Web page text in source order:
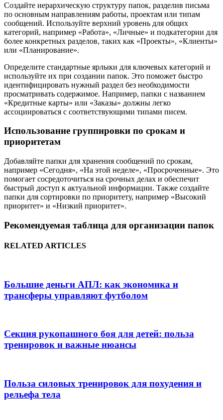
Создайте иерархическую структуру папок, разделив письма
по основным направлениям работы, проектам или типам
сообщений. Используйте верхний уровень для общих
категорий, например «Работа», «Личные» и подкатегории для
более конкретных разделов, таких как «Проекты», «Клиенты»
или «Планирование».
Определите стандартные ярлыки для ключевых категорий и
используйте их при создании папок. Это поможет быстро
идентифицировать нужный раздел без необходимости
просматривать содержимое. Например, папки с названием
«Кредитные карты» или «Заказы» должны легко
ассоциироваться с соответствующими типами писем.
Использование группировки по срокам и
приоритетам
Добавляйте папки для хранения сообщений по срокам,
например «Сегодня», «На этой неделе», «Просроченные». Это
помогает сосредоточиться на срочных делах и обеспечит
быстрый доступ к актуальной информации. Также создайте
папки для сортировки по приоритету, например «Высокий
приоритет» и «Низкий приоритет».
Рекомендуемая таблица для организации папок
RELATED ARTICLES
Большие деньги АПЛ: как экономика и
трансферы управляют футболом
Секция рукопашного боя для детей: польза
тренировок и важные нюансы
Польза силовых тренировок для похудения и
рельефа тела